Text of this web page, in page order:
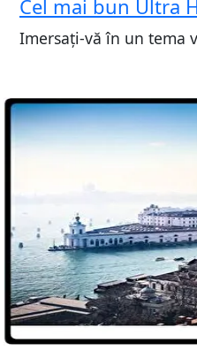
Cel mai bun Ultra
Imersați-vă în un tema